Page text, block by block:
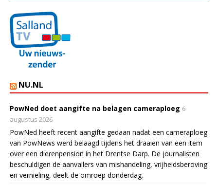
NU.NL
PowNed doet aangifte na belagen cameraploeg 6
augustus 2026
PowNed heeft recent aangifte gedaan nadat een cameraploeg
van PowNews werd belaagd tijdens het draaien van een item
over een dierenpension in het Drentse Darp. De journalisten
beschuldigen de aanvallers van mishandeling, vrijheidsberoving
en vernieling, deelt de omroep donderdag.